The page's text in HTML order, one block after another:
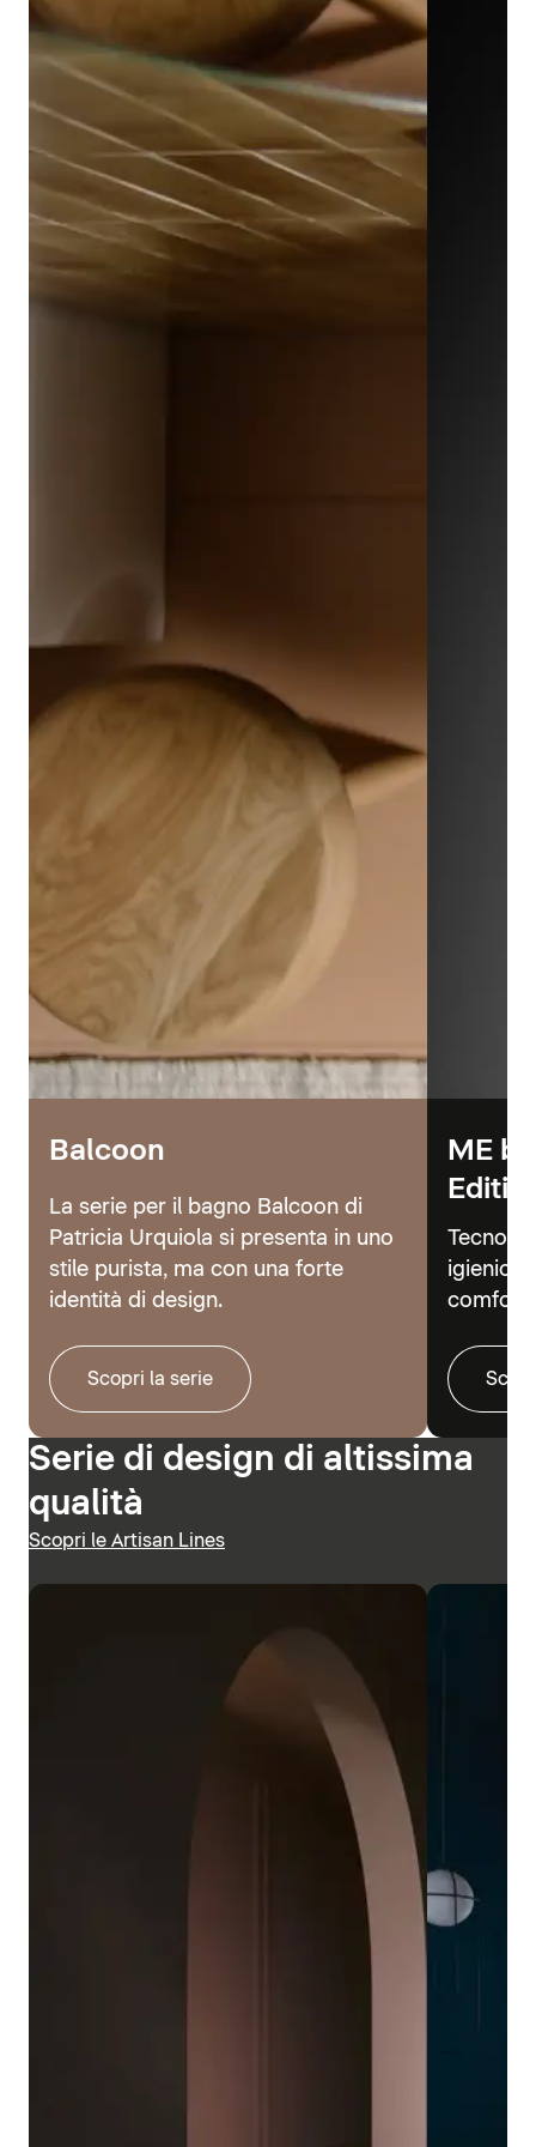
Balcoon
La serie per il bagno Balcoon di
Patricia Urquiola si presenta in uno
stile purista, ma con una forte
identità di design.
Scopri la serie
ME
igienici
comfort.
Serie di design di altissima
qualità
Scopri le Artisan Lines